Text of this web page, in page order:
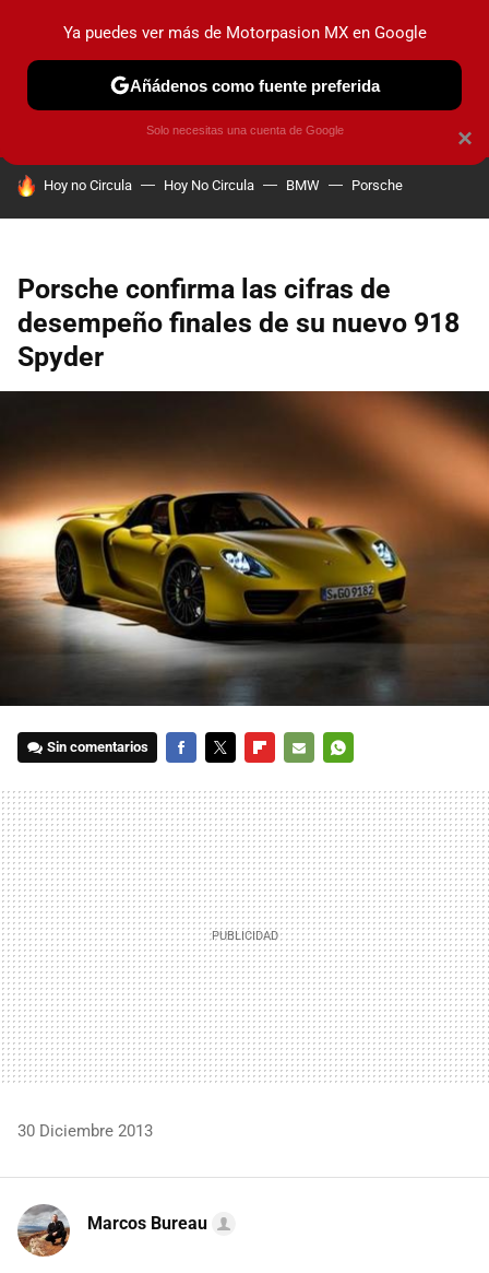
PRUEBAS INDUSTRIA HOY NO CIRCULA
HOY SE HABLA DE
Hoy no Circula Hoy No Circula BMW Porsche
Porsche confirma las cifras de
desempeño finales de su nuevo 918
Spyder
Sin comentarios
MAIL
30 Diciembre 2013
Marcos Bureau
×
Ya puedes ver más de Motorpasion MX en Google
Añádenos como fuente preferida
Solo necesitas una cuenta de Google